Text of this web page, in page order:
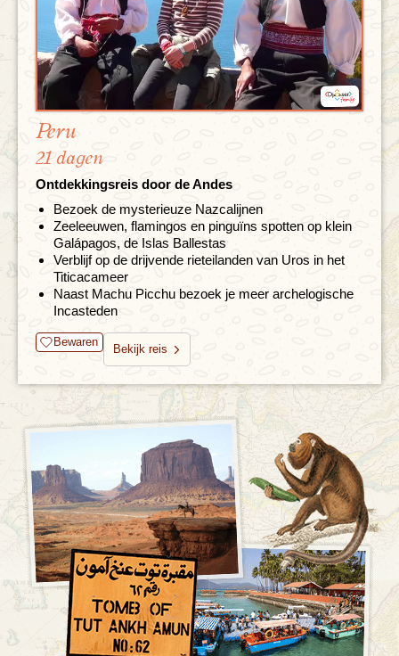
Peru
21 dagen
Ontdekkingsreis door de Andes
Bezoek de mysterieuze Nazcalijnen
Zeeleeuwen, flamingos en pinguïns spotten op klein
Galápagos, de Islas Ballestas
Verblijf op de drijvende rieteilanden van Uros in het
Titicacameer
Naast Machu Picchu bezoek je meer archelogische
Incasteden
Bewaren
Bekijk reis